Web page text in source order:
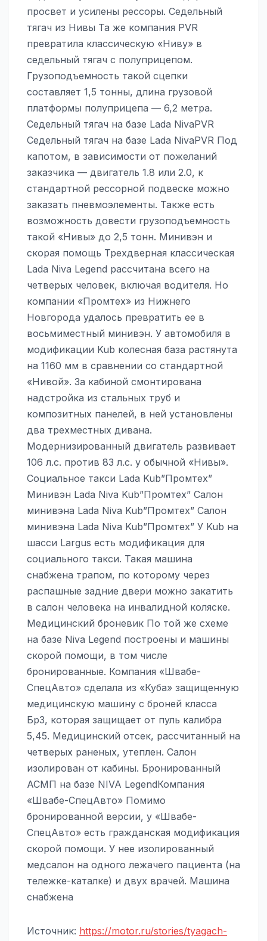
просвет и усилены рессоры. Седельный
тягач из Нивы Та же компания PVR
превратила классическую «Ниву» в
седельный тягач с полуприцепом.
Грузоподъемность такой сцепки
составляет 1,5 тонны, длина грузовой
платформы полуприцепа — 6,2 метра.
Седельный тягач на базе Lada NivaPVR
Седельный тягач на базе Lada NivaPVR Под
капотом, в зависимости от пожеланий
заказчика — двигатель 1.8 или 2.0, к
стандартной рессорной подвеске можно
заказать пневмоэлементы. Также есть
возможность довести грузоподъемность
такой «Нивы» до 2,5 тонн. Минивэн и
скорая помощь Трехдверная классическая
Lada Niva Legend рассчитана всего на
четверых человек, включая водителя. Но
компании «Промтех» из Нижнего
Новгорода удалось превратить ее в
восьмиместный минивэн. У автомобиля в
модификации Kub колесная база растянута
на 1160 мм в сравнении со стандартной
«Нивой». За кабиной смонтирована
надстройка из стальных труб и
композитных панелей, в ней установлены
два трехместных дивана.
Модернизированный двигатель развивает
106 л.с. против 83 л.с. у обычной «Нивы».
Социальное такси Lada Kub”Промтех”
Минивэн Lada Niva Kub”Промтех” Салон
минивэна Lada Niva Kub”Промтех” Салон
минивэна Lada Niva Kub”Промтех” У Kub на
шасси Largus есть модификация для
социального такси. Такая машина
снабжена трапом, по которому через
распашные задние двери можно закатить
в салон человека на инвалидной коляске.
Медицинский броневик По той же схеме
на базе Niva Legend построены и машины
скорой помощи, в том числе
бронированные. Компания «Швабе-
СпецАвто» сделала из «Куба» защищенную
медицинскую машину с броней класса
Бр3, которая защищает от пуль калибра
5,45. Медицинский отсек, рассчитанный на
четверых раненых, утеплен. Салон
изолирован от кабины. Бронированный
АСМП на базе NIVA LegendКомпания
«Швабе-СпецАвто» Помимо
бронированной версии, у «Швабе-
СпецАвто» есть гражданская модификация
скорой помощи. У нее изолированный
медсалон на одного лежачего пациента (на
тележке-каталке) и двух врачей. Машина
снабжена
Источник: https://motor.ru/stories/tyagach-